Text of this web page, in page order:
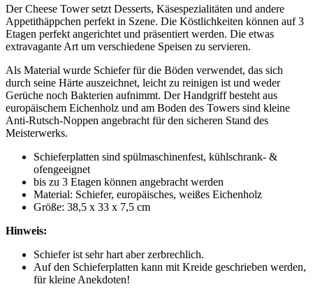
Der Cheese Tower setzt Desserts, Käsespezialitäten und andere
Appetithäppchen perfekt in Szene. Die Köstlichkeiten können auf 3
Etagen perfekt angerichtet und präsentiert werden. Die etwas
extravagante Art um verschiedene Speisen zu servieren.
Als Material wurde Schiefer für die Böden verwendet, das sich
durch seine Härte auszeichnet, leicht zu reinigen ist und weder
Gerüche noch Bakterien aufnimmt. Der Handgriff besteht aus
europäischem Eichenholz und am Boden des Towers sind kleine
Anti-Rutsch-Noppen angebracht für den sicheren Stand des
Meisterwerks.
Schieferplatten sind spülmaschinenfest, kühlschrank- &
ofengeeignet
bis zu 3 Etagen können angebracht werden
Material: Schiefer, europäisches, weißes Eichenholz
Größe: 38,5 x 33 x 7,5 cm
Hinweis:
Schiefer ist sehr hart aber zerbrechlich.
Auf den Schieferplatten kann mit Kreide geschrieben werden,
für kleine Anekdoten!